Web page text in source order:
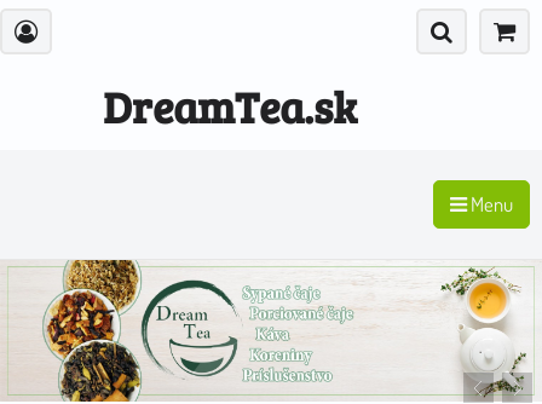
DreamTea.sk
Menu